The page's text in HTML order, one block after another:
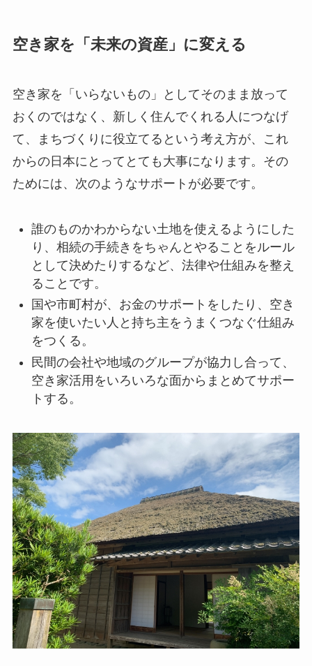
空き家を「未来の資産」に変える
空き家を「いらないもの」としてそのまま放って
おくのではなく、新しく住んでくれる人につなげ
て、まちづくりに役立てるという考え方が、これ
からの日本にとってとても大事になります。その
ためには、次のようなサポートが必要です。
誰のものかわからない土地を使えるようにした
り、相続の手続きをちゃんとやることをルール
として決めたりするなど、法律や仕組みを整え
ることです。
国や市町村が、お金のサポートをしたり、空き
家を使いたい人と持ち主をうまくつなぐ仕組み
をつくる。
民間の会社や地域のグループが協力し合って、
空き家活用をいろいろな面からまとめてサポー
トする。